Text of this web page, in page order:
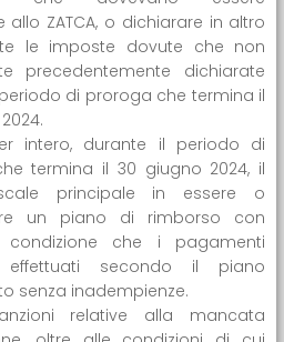
allo ZATCA, o dichiarare in altro
le imposte dovute che non
precedentemente dichiarate
di proroga che termina il
intero, durante il periodo di
termina il 30 giugno 2024, il
principale in essere o
un piano di rimborso con
condizione che i pagamenti
effettuati secondo il piano
senza inadempienze.
relative alla mancata